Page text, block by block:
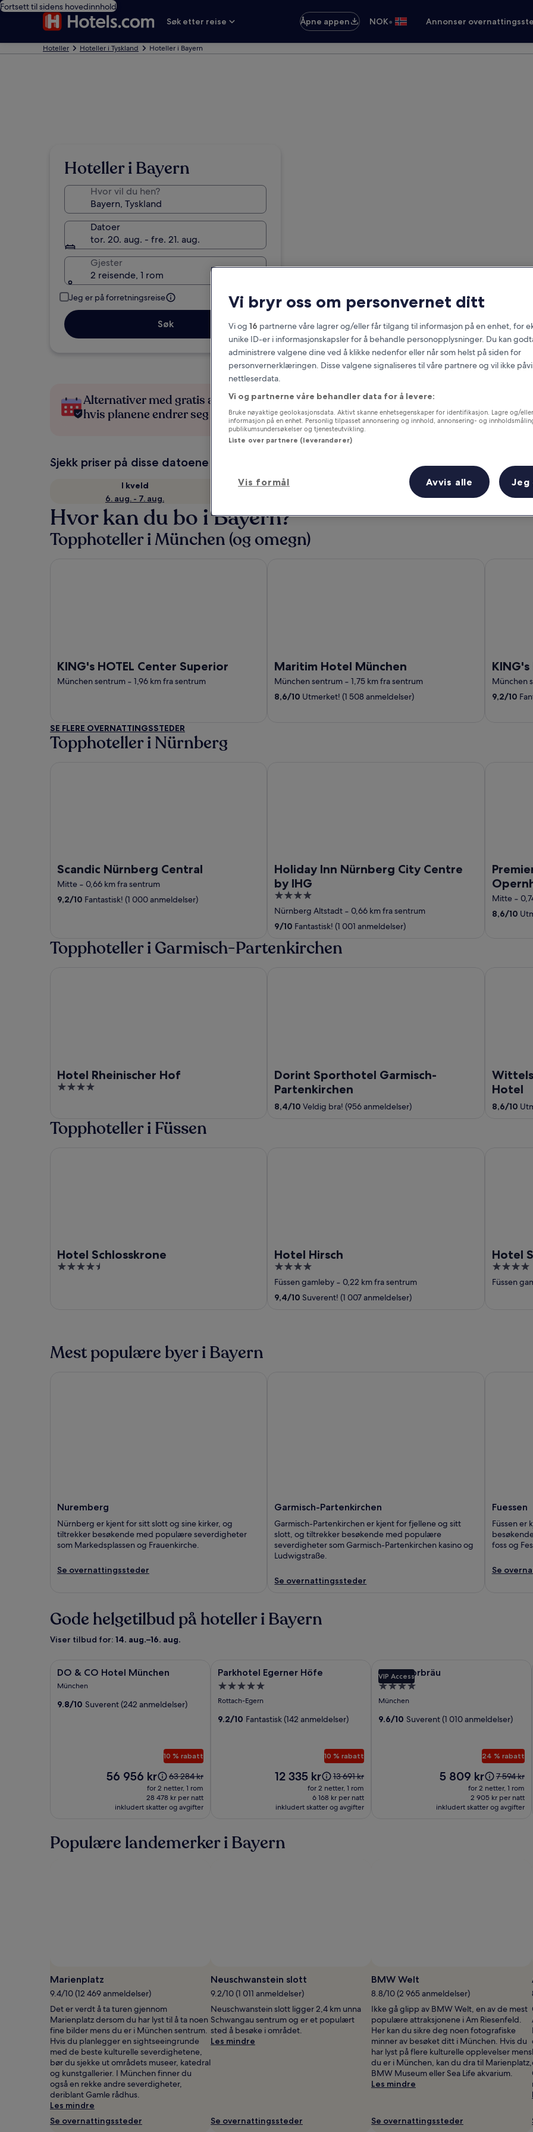
Fortsett til sidens hovedinnhold
Søk etter reise
Åpne appen NOK• Annonser
Hoteller Hoteller i Tyskland Hoteller i Bayern
Hoteller i Bayern
Hvor vil du hen?
Datoer
tor. 20. aug. - fre. 21. aug.
Gjester
2 reisende, 1 rom
Jeg er på forretningsreise
Søk
Alternativer med gratis avbestilling
hvis planene endrer seg
Samle fordeler for hver natt du
gjennomfører
Sjekk priser på disse datoene
I kveld
6. aug. - 7. aug.
Denne helgen
7. aug. - 9. aug.
Hvor kan du bo i Bayern?
Topphoteller i München (og omegn)
KING's HOTEL Center Superior
München sentrum ‐ 1,96 km fra sentrum
Maritim Hotel München
München sentrum ‐ 1,75 km fra sentrum
8,6/10 Utmerket! (1 508 anmeldelser)
KING's
München
9,2/10
SE FLERE OVERNATTINGSSTEDER
Topphoteller i Nürnberg
Scandic Nürnberg Central
Mitte ‐ 0,66 km fra sentrum
9,2/10 Fantastisk! (1 000 anmeldelser)
Holiday Inn Nürnberg City Centre
by IHG
4
out
of
Nürnberg Altstadt ‐ 0,66 km fra sentrum
9/10 Fantastisk! (1 001 anmeldelser)
Mitte ‐
8,6/10
Topphoteller i Garmisch-Partenkirchen
Hotel Rheinischer Hof
4
5
Dorint Sporthotel Garmisch-
Partenkirchen
8,4/10 Veldig bra! (956 anmeldelser)
Hotel
8,6/10
Topphoteller i Füssen
Hotel Schlosskrone
4.5
Hotel Hirsch
4
out
of
Füssen gamleby ‐ 0,22 km fra sentrum
9,4/10 Suverent! (1 007 anmeldelser)
Hotel
4
out
Füssen
Mest populære byer i Bayern
Nuremberg
Nürnberg er kjent for sitt slott og sine kirker, og
tiltrekker besøkende med populære severdigheter
som Markedsplassen og Frauenkirche.
Se overnattingssteder
Garmisch-Partenkirchen
Garmisch-Partenkirchen er kjent for fjellene og sitt
slott, og tiltrekker besøkende med populære
severdigheter som Garmisch-Partenkirchen kasino og
Ludwigstraße.
Se overnattingssteder
Fuessen
Füssen er
foss og
Se
Gode helgetilbud på hoteller i Bayern
Viser tilbud for: 14. aug.–16. aug.
Bildegalleri
for
DO & CO Hotel München
München
9.8/10 Suverent (242 anmeldelser)
10 % rabatt
Prisen
56 956 kr
Prisen
var
63 284 kr.
Se
om
standardpris.
63 284 kr
for 2 netter, 1 rom
28 478 kr per natt
inkludert skatter og avgifter
Bildegalleri
for
Parkhotel
Egerner
Höfe
Parkhotel Egerner Höfe
Overnattingssted
med
stjerner
Rottach-Egern
9.2/10 Fantastisk (142 anmeldelser)
10 % rabatt
Prisen
12 335 kr
Prisen
var
13 691 kr.
Se
13 691 kr
for 2 netter, 1 rom
6 168 kr per natt
inkludert skatter og avgifter
Bildegalleri
for
Hotel
Torbräu
VIP Access
Hotel Torbräu
Overnattingssted
med
stjerner
München
9.6/10 Suverent (1 010 anmeldelser)
24 % rabatt
Prisen
5 809 kr
Prisen
var
7 594 kr.
Se
7 594 kr
for 2 netter, 1 rom
2 905 kr per natt
inkludert skatter og avgifter
Populære landemerker i Bayern
Marienplatz
9.4/10 (12 469 anmeldelser)
Det er verdt å ta turen gjennom
Marienplatz dersom du har lyst til å ta noen
fine bilder mens du er i München sentrum.
Hvis du planlegger en sightseeingrunde
med de beste kulturelle severdighetene,
bør du sjekke ut områdets museer, katedral
og kunstgallerier. I München finner du
også en rekke andre severdigheter,
deriblant Gamle rådhus.
Les mindre
Se overnattingssteder
Neuschwanstein slott
9.2/10 (1 011 anmeldelser)
Neuschwanstein slott ligger 2,4 km unna
Schwangau sentrum og er et populært
sted å besøke i området.
Les mindre
Se overnattingssteder
BMW Welt
8.8/10 (2 965 anmeldelser)
Ikke gå glipp av BMW Welt, en av de mest
populære attraksjonene i Am Riesenfeld.
Her kan du sikre deg noen fotografiske
minner av besøket ditt i München. Hvis du
har lyst på flere kulturelle opplevelser mens
du er i München, kan du dra til Marienplatz,
BMW Museum eller Sea Life akvarium.
Les mindre
Se overnattingssteder
Vi bryr oss om personvernet ditt
Vi og 16 partnerne våre lagrer og/eller får tilgang til informasjon på en enhet, for
unike ID-er i informasjonskapsler for å behandle personopplysninger. Du kan
administrere valgene dine ved å klikke nedenfor eller når som helst på siden for
personvernerklæringen. Disse valgene signaliseres til våre partnere og vil ikke
nettleserdata.
Vi og partnerne våre behandler data for å levere:
Bruke nøyaktige geolokasjonsdata. Aktivt skanne enhetsegenskaper for identifikasjon. Lagre og/
informasjon på en enhet. Personlig tilpasset annonsering og innhold, annonsering- og
publikumsundersøkelser og tjenesteutvikling.
Liste over partnere (leverandører)
Vis formål Avvis alle Jeg